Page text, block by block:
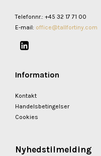
Telefonnr.: +45 32 17 71 00
E-mail: office@tallfortiny.com
Information
Kontakt
Handelsbetingelser
Cookies
Nyhedstilmelding